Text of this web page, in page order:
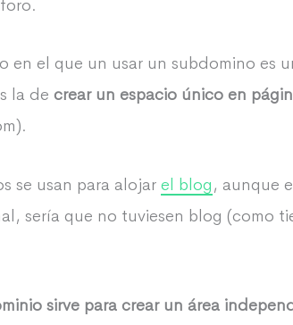
en el que un usar un subdomino es
la de crear un espacio único en
se usan para alojar el blog, aunque
sería que no tuviesen blog (como
sirve para crear un área